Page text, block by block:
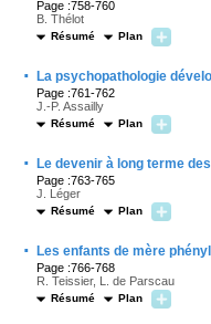
Page :758-760
B. Thélot
Résumé Plan
· La psychopathologie
Page :761-762
J.-P. Assailly
Résumé Plan
· Le devenir à long terme
Page :763-765
J. Léger
Résumé Plan
· Les enfants de mère
Page :766-768
R. Teissier, L. de Parscau
Résumé Plan